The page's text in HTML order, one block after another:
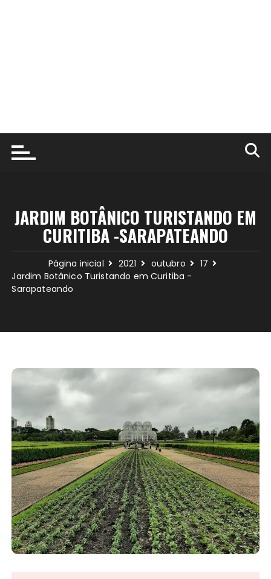
JARDIM BOTÂNICO TURISTANDO EM
CURITIBA -SARAPATEANDO
Página inicial 2021 outubro
17
Jardim Botânico Turistando em Curitiba -
Sarapateando